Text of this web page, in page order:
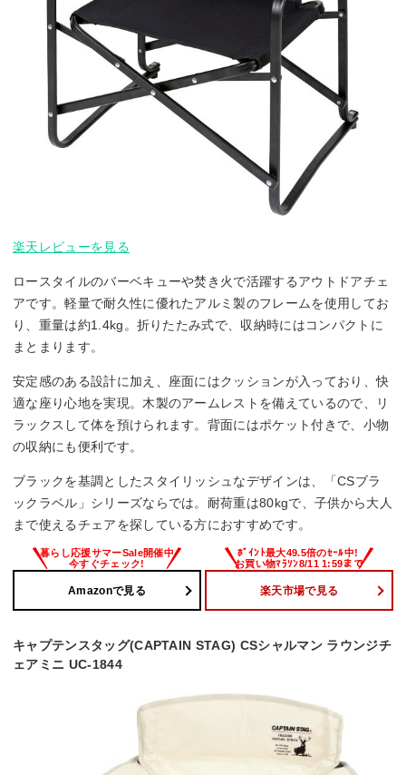
楽天レビューを見る
ロースタイルのバーベキューや焚き火で活躍するアウトドアチェ
アです。軽量で耐久性に優れたアルミ製のフレームを使用してお
り、重量は約1.4kg。折りたたみ式で、収納時にはコンパクトに
まとまります。
安定感のある設計に加え、座面にはクッションが入っており、快
適な座り心地を実現。木製のアームレストを備えているので、リ
ラックスして体を預けられます。背面にはポケット付きで、小物
の収納にも便利です。
ブラックを基調としたスタイリッシュなデザインは、「CSブラ
ックラベル」シリーズならでは。耐荷重は80kgで、子供から大人
まで使えるチェアを探している方におすすめです。
Amazonで見る 楽天市場で見る
キャプテンスタッグ(CAPTAIN STAG) CSシャルマン ラウンジチ
ェアミニ UC-1844